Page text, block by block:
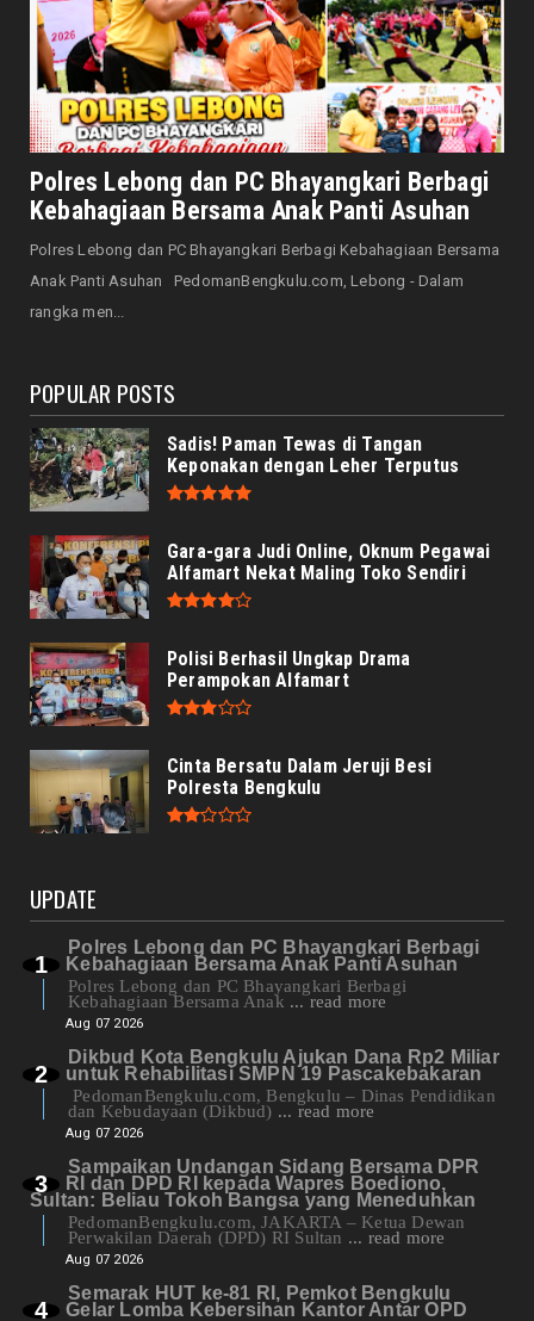
HONDA
Honda CUV e: Motor Listrik Canggih, Penuh
Keunggulan dan Sia...
August 07, 2026
NASIONAL
Senator Leni John Latief: Saatnya
Mengutamakan Rehabilitasi
NASIONAL
Prabowo Apresiasi Teknologi Genteng Ramah
Polres Lebong dan PC Bhayangkari Berbagi
Kebahagiaan Bersama Anak Panti Asuhan
Polres Lebong dan PC Bhayangkari Berbagi Kebahagiaan Bersama
Anak Panti Asuhan PedomanBengkulu.com, Lebong - Dalam
rangka men...
POPULAR POSTS
Sadis! Paman Tewas di Tangan
Keponakan dengan Leher Terputus
Gara-gara Judi Online, Oknum Pegawai
Alfamart Nekat Maling Toko Sendiri
Polisi Berhasil Ungkap Drama
Perampokan Alfamart
Cinta Bersatu Dalam Jeruji Besi
Polresta Bengkulu
UPDATE
Polres Lebong dan PC Bhayangkari Berbagi
Kebahagiaan Bersama Anak Panti Asuhan
Polres Lebong dan PC Bhayangkari Berbagi
Kebahagiaan Bersama Anak ... read more
Aug 07 2026
Dikbud Kota Bengkulu Ajukan Dana Rp2 Miliar
untuk Rehabilitasi SMPN 19 Pascakebakaran
PedomanBengkulu.com, Bengkulu – Dinas Pendidikan
dan Kebudayaan (Dikbud) ... read more
Aug 07 2026
Sampaikan Undangan Sidang Bersama DPR
RI dan DPD RI kepada Wapres Boediono,
Sultan: Beliau Tokoh Bangsa yang Meneduhkan
PedomanBengkulu.com, JAKARTA – Ketua Dewan
Perwakilan Daerah (DPD) RI Sultan ... read more
Aug 07 2026
Semarak HUT ke-81 RI, Pemkot Bengkulu
Gelar Lomba Kebersihan Kantor Antar OPD